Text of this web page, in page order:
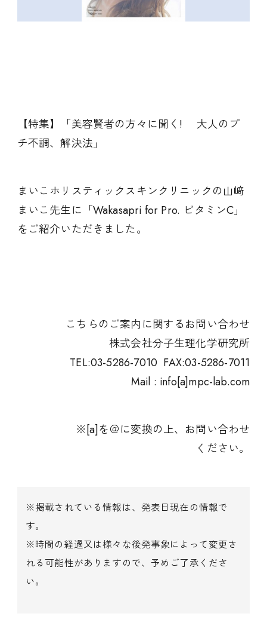
【特集】「美容賢者の方々に聞く! 大人のプ
チ不調、解決法」
まいこホリスティックスキンクリニックの山﨑
まいこ先生に「Wakasapri for Pro. ビタミンC」
をご紹介いただきました。
こちらのご案内に関するお問い合わせ
株式会社分子生理化学研究所
TEL:03-5286-7010 FAX:03-5286-7011
Mail : info[a]mpc-lab.com
※[a]を＠に変換の上、お問い合わせ
ください。
※掲載されている情報は、発表日現在の情報で
す。
※時間の経過又は様々な後発事象によって変更さ
れる可能性がありますので、予めご了承くださ
い。